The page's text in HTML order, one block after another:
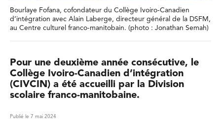
Bourlaye Fofana, cofondateur du Collège Ivoiro-Canadien
d’intégration avec Alain Laberge, directeur général de la DSFM,
au Centre culturel franco-manitobain. (photo : Jonathan Semah)
Pour une deuxième année consécutive, le
Collège Ivoiro-Canadien d’intégration
(CIVCIN) a été accueilli par la Division
scolaire franco-manitobaine.
Publié le 7 mai 2024